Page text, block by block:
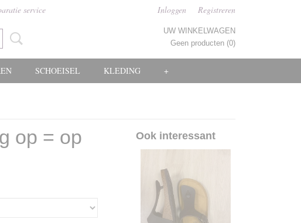
service Inloggen Registreren
UW WINKELWAGEN
Geen producten (0)
SCHOEISEL KLEDING +
op = op Ook interessant